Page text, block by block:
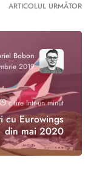
ARTICOLUL URMĂTOR
Bobon
2019
citire într-un minut
cu Eurowings
din mai 2020